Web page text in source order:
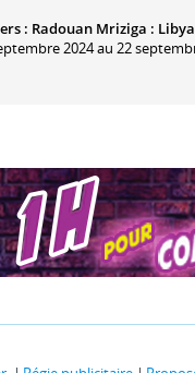
: Radouan Mriziga : Libya
2024 au 22